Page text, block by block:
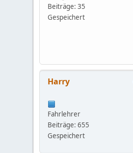
Beiträge: 35
Gespeichert
Harry
Fahrlehrer
Beiträge: 655
Gespeichert